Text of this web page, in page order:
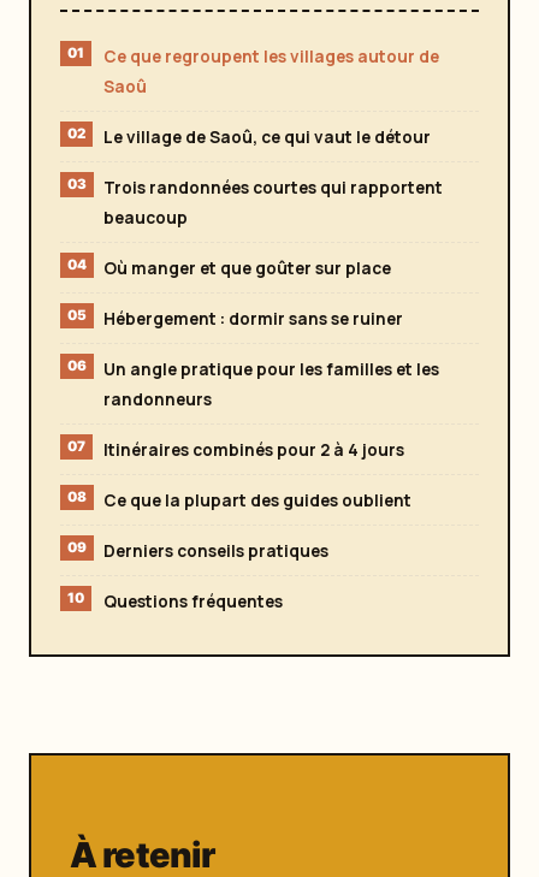
Ce que regroupent les villages autour de
Saoû
Le village de Saoû, ce qui vaut le détour
Trois randonnées courtes qui rapportent
beaucoup
Où manger et que goûter sur place
Hébergement : dormir sans se ruiner
Un angle pratique pour les familles et les
randonneurs
Itinéraires combinés pour 2 à 4 jours
Ce que la plupart des guides oublient
Derniers conseils pratiques
Questions fréquentes
À retenir